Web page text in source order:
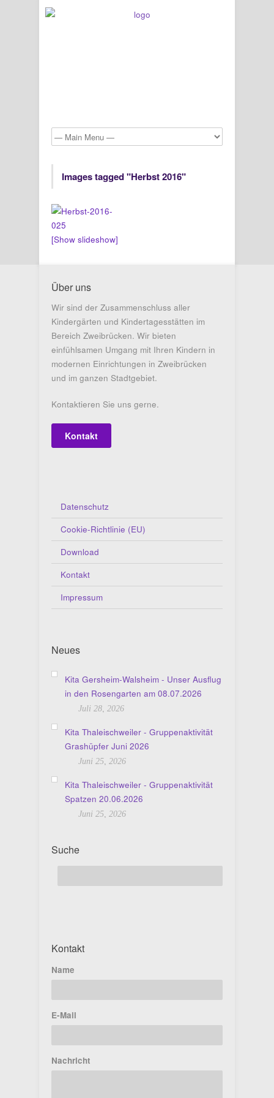
Images tagged "Herbst 2016"
[Show slideshow]
Über uns
Wir sind der Zusammenschluss aller
Kindergärten und Kindertagesstätten im
Bereich Zweibrücken. Wir bieten
einfühlsamen Umgang mit Ihren Kindern in
modernen Einrichtungen in Zweibrücken
und im ganzen Stadtgebiet.
Kontaktieren Sie uns gerne.
Kontakt
Datenschutz
Cookie-Richtlinie (EU)
Download
Kontakt
Impressum
Neues
Kita Gersheim-Walsheim - Unser Ausflug
in den Rosengarten am 08.07.2026
Juli 28, 2026
Kita Thaleischweiler - Gruppenaktivität
Grashüpfer Juni 2026
Juni 25, 2026
Kita Thaleischweiler - Gruppenaktivität
Spatzen 20.06.2026
Juni 25, 2026
Suche
Kontakt
Name
E-Mail
Nachricht